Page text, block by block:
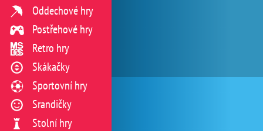
Oddechové hry
Postřehové hry
Retro hry
Skákačky
Sportovní hry
Srandičky
Stolní hry